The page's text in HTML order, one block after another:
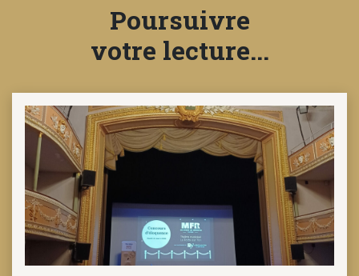
TRAVAILLER
PRENDRE
RENDEZ-
VOUS
NOUS
Poursuivre
votre lecture...